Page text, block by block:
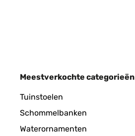
Meestverkochte categorieën
Tuinstoelen
Schommelbanken
Waterornamenten